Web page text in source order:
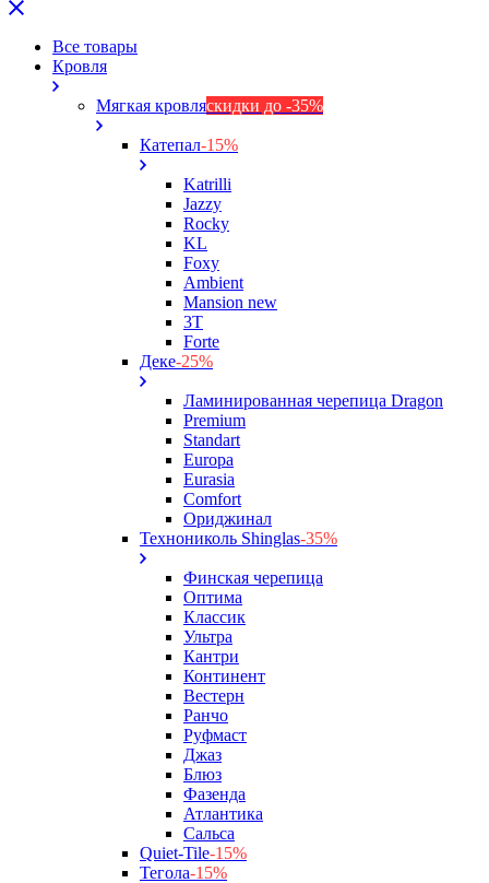
Все товары
Кровля
Мягкая кровляскидки до -35%
Катепал-15%
Katrilli
Jazzy
Rocky
KL
Foxy
Ambient
Mansion new
3Т
Forte
Деке-25%
Ламинированная черепица Dragon
Premium
Standart
Europa
Eurasia
Comfort
Ориджинал
Технониколь Shinglas-35%
Финская черепица
Оптима
Классик
Ультра
Кантри
Континент
Вестерн
Ранчо
Руфмаст
Джаз
Блюз
Фазенда
Атлантика
Сальса
Quiet-Tile-15%
Тегола-15%